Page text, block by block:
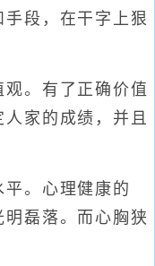
段，在干字上狠
。有了正确价值
家的成绩，并且
。心理健康的
磊落。而心胸狭